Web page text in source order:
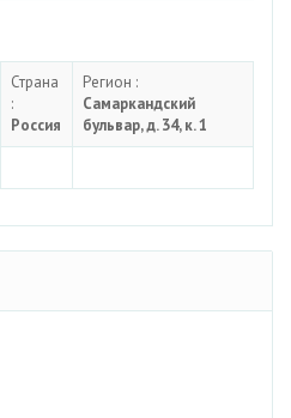
Страна
:
Россия
Регион :
Самаркандский
бульвар, д. 34, к. 1